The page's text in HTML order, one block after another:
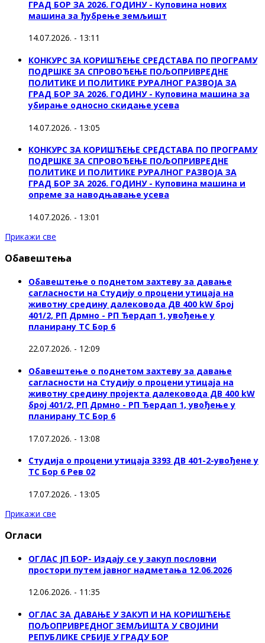
ГРАД БОР ЗА 2026. ГОДИНУ - Куповина нових
машина за ђубрење земљишт
14.07.2026. - 13:11
КОНКУРС ЗА КОРИШЋЕЊЕ СРЕДСТАВА ПО ПРОГРАМУ
ПОДРШКЕ ЗА СПРОВОЂЕЊЕ ПОЉОПРИВРЕДНЕ
ПОЛИТИКЕ И ПОЛИТИКЕ РУРАЛНОГ РАЗВОЈА ЗА
ГРАД БОР ЗА 2026. ГОДИНУ - Куповинa машина за
убирање односно скидање усева
14.07.2026. - 13:05
КОНКУРС ЗА КОРИШЋЕЊЕ СРЕДСТАВА ПО ПРОГРАМУ
ПОДРШКЕ ЗА СПРОВОЂЕЊЕ ПОЉОПРИВРЕДНЕ
ПОЛИТИКЕ И ПОЛИТИКЕ РУРАЛНОГ РАЗВОЈА ЗА
ГРАД БОР ЗА 2026. ГОДИНУ - Куповина машина и
опреме за наводњавање усева
14.07.2026. - 13:01
Прикажи све
Обавештења
Обавештење о поднетом захтеву за давање
сагласности на Студију о процени утицаја на
животну средину далековода ДВ 400 kW број
401/2, РП Дрмно - РП Ђердап 1, увођење у
планирану ТС Бор 6
22.07.2026. - 12:09
Обавештење о поднетом захтеву за давање
сагласности на Студију о процени утицаја на
животну средину пројекта далековода ДВ 400 kW
број 401/2, РП Дрмно - РП Ђердап 1, увођење у
планирану ТС Бор 6
17.07.2026. - 13:08
Студија о процени утицаја 3393 ДВ 401-2-увођене у
ТС Бор 6 Рев 02
17.07.2026. - 13:05
Прикажи све
Огласи
ОГЛАС ЈП БОР- Издају се у закуп пословни
простори путем јавног надметања 12.06.2026
12.06.2026. - 11:35
ОГЛАС ЗА ДАВАЊЕ У ЗАКУП И НА КОРИШЋЕЊЕ
ПОЉОПРИВРЕДНОГ ЗЕМЉИШТА У СВОЈИНИ
РЕПУБЛИКЕ СРБИЈЕ У ГРАДУ БОР